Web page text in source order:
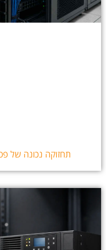
תחזוקה נכונה של